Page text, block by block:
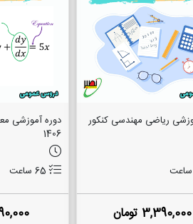
ریاضی مهندسی کنکور
3,390,000 تومان
دوره آموزشی
1406
65 ساعت